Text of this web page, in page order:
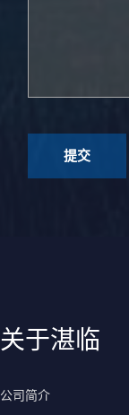
关于湛临
公司简介